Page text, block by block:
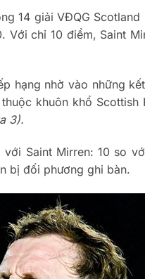
14 giải VĐQG
Với chỉ 10 điểm, Saint
hạng nhờ vào những
khuôn khổ Scottish
3).
Saint Mirren: 10 so
bị đối phương ghi bàn.